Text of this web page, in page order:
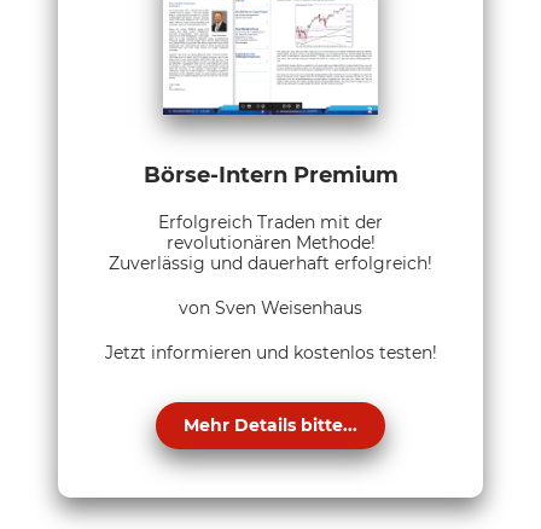
Börse-Intern Premium
Erfolgreich Traden mit der
revolutionären Methode!
Zuverlässig und dauerhaft erfolgreich!
von Sven Weisenhaus
Jetzt informieren und kostenlos testen!
Mehr Details bitte...